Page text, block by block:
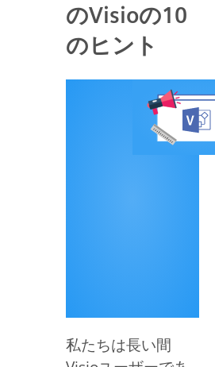
のVisioの10
のヒント
私たちは長い間